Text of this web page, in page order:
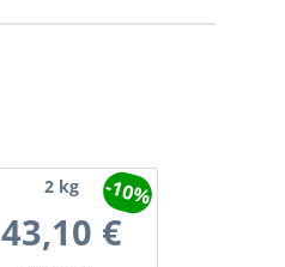
2 kg
43,10 €
-10%